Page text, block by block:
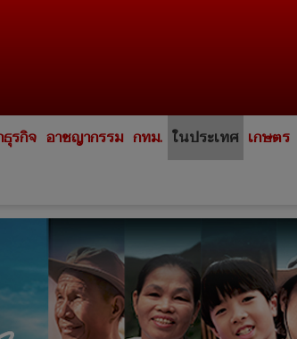
ธุรกิจ อาชญากรรม กทม. ในประเทศ เกษตร